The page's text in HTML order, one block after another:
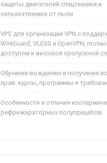
защиты двигателей спецтехники и
сельхозтехники от пыли
VPS для организации VPN с
WireGuard, VLESS и OpenVPN,
доступом и высокой пропускной
Обучение вождению и получение
прав: курсы, программы и
Особенности и отличия
рефрижераторных полуприцепов